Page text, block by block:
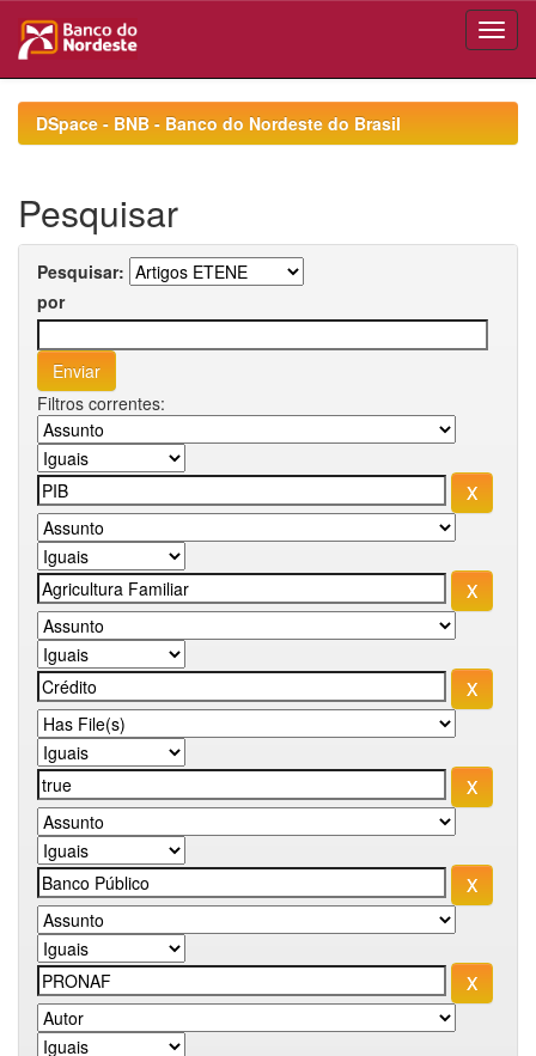
navigationDSpace - BNB - Banco do Nordeste do Brasil
Pesquisar
Pesquisar:
por
Filtros correntes: